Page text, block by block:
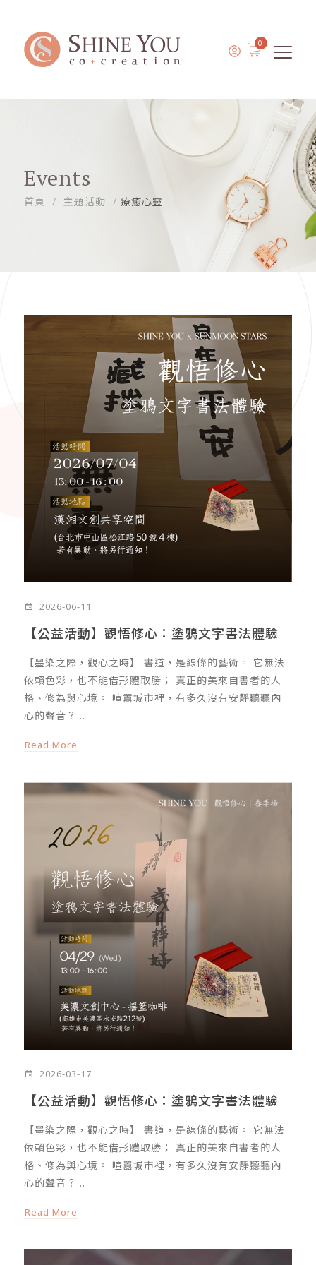
0
Events
首頁 主題活動 療癒心靈
2026-06-11
【公益活動】觀悟修心：塗鴉文字書法體驗
【墨染之際，觀心之時】 書道，是線條的藝術。 它無法
依賴色彩，也不能借形體取勝； 真正的美來自書者的人
格、修為與心境。 喧囂城市裡，有多久沒有安靜聽聽內
心的聲音？...
Read More
2026-03-17
【公益活動】觀悟修心：塗鴉文字書法體驗
【墨染之際，觀心之時】 書道，是線條的藝術。 它無法
依賴色彩，也不能借形體取勝； 真正的美來自書者的人
格、修為與心境。 喧囂城市裡，有多久沒有安靜聽聽內
心的聲音？...
Read More